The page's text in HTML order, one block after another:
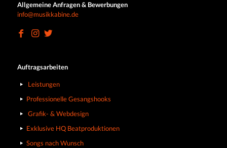
Allgemeine Anfragen & Bewerbungen
info@musikkabine.de
Auftragsarbeiten
Leistungen
Professionelle Gesangshooks
Grafik- & Webdesign
Exklusive HQ Beatproduktionen
Songs nach Wunsch